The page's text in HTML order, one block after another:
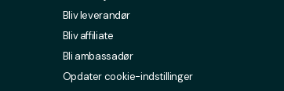
Bliv leverandør
Bliv affiliate
Bli ambassadør
Opdater cookie-indstillinger